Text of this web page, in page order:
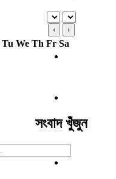
‹ ›
Tu We Th Fr Sa
সংবাদ খুঁজুন